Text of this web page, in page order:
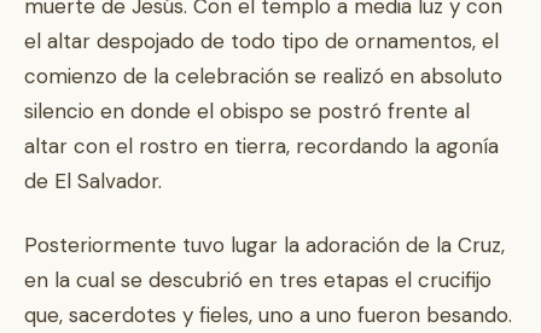
muerte de Jesús. Con el templo a media luz y con
el altar despojado de todo tipo de ornamentos, el
comienzo de la celebración se realizó en absoluto
silencio en donde el obispo se postró frente al
altar con el rostro en tierra, recordando la agonía
de El Salvador.
Posteriormente tuvo lugar la adoración de la Cruz,
en la cual se descubrió en tres etapas el crucifijo
que, sacerdotes y fieles, uno a uno fueron besando.